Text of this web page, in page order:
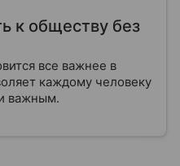
к обществу без
все важнее в
каждому человеку
важным.